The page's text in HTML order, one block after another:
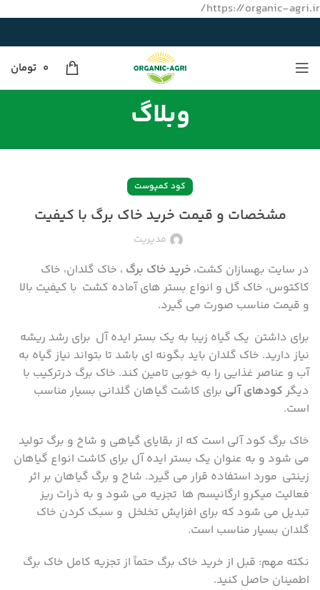
https://organic-agri.ir/
0 تومان
وبلاگ
کود کمپوست
مشخصات و قیمت خرید خاک برگ با کیفیت
مدیریت
در سایت بهسازان کشت، خرید خاک برگ ، خاک گلدان، خاک
کاکتوس، خاک گل و انواع بستر های آماده کشت با کیفیت بالا
و قیمت مناسب صورت می گیرد.
برای داشتن یک گیاه زیبا به یک بستر ایده آل برای رشد ریشه
نیاز دارید. خاک گلدان باید بگونه ای باشد تا بتواند نیاز گیاه به
آب و عناصر غذایی را به خوبی تامین کند. خاک برگ درترکیب با
دیگر کودهای آلی برای کاشت گیاهان گلدانی بسیار مناسب
است.
خاک برگ کود آلی است که از بقایای گیاهی و شاخ و برگ تولید
می شود و به عنوان یک بستر ایده آل برای کاشت انواع گیاهان
زینتی مورد استفاده قرار می گیرد. شاخ و برگ گیاهان بر اثر
فعالیت میکرو ارگانیسم ها تجزیه می شود و به ذرات ریز
تبدیل می شود که برای افزایش تخلخل و سبک کردن خاک
گلدان بسیار مناسب است.
نکته مهم: قبل از خرید خاک برگ حتماً از تجزیه کامل خاک برگ
اطمینان حاصل کنید.